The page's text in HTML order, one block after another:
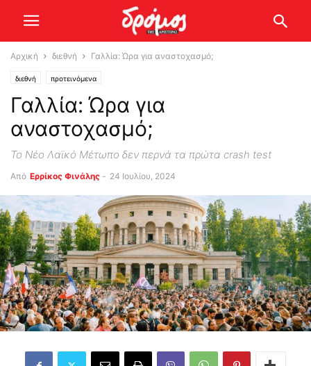
Αρχική διεθνή Γαλλία: Ώρα για αναστοχασμό;
διεθνή προτεινόμενα
Γαλλία: Ώρα για
αναστοχασμό;
Το Νέο Λαϊκό Μέτωπο δεν περνά τα πρώτα crash test
Από Ερρίκος Φινάλης - 24 Ιουλίου, 2024